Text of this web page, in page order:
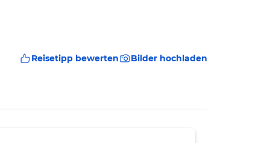
Reisetipp bewerten Bilder hochladen